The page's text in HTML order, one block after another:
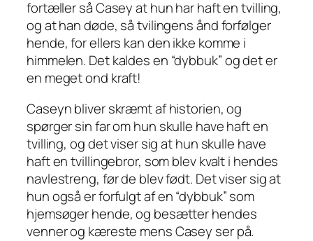
fortæller så Casey at hun har haft en tvilling,
og at han døde, så tvilingens ånd forfølger
hende, for ellers kan den ikke komme i
himmelen. Det kaldes en “dybbuk” og det er
en meget ond kraft!
Caseyn bliver skræmt af historien, og
spørger sin far om hun skulle have haft en
tvilling, og det viser sig at hun skulle have
haft en tvillingebror, som blev kvalt i hendes
navlestreng, før de blev født. Det viser sig at
hun ogsåerforfulgt af en “dybbuk” som
hjemsøger hende, og besætter hendes
venner og kæreste mens Casey ser på.